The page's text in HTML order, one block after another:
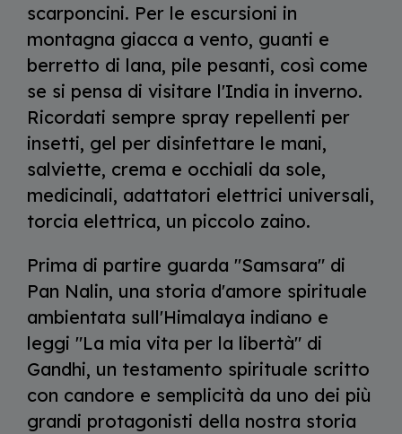
scarponcini. Per le escursioni in
montagna giacca a vento, guanti e
berretto di lana, pile pesanti, così come
se si pensa di visitare l'India in inverno.
Ricordati sempre spray repellenti per
insetti, gel per disinfettare le mani,
salviette, crema e occhiali da sole,
medicinali, adattatori elettrici universali,
torcia elettrica, un piccolo zaino.
Prima di partire guarda "Samsara" di
Pan Nalin, una storia d'amore spirituale
ambientata sull'Himalaya indiano e
leggi "La mia vita per la libertà" di
Gandhi, un testamento spirituale scritto
con candore e semplicità da uno dei più
grandi protagonisti della nostra storia